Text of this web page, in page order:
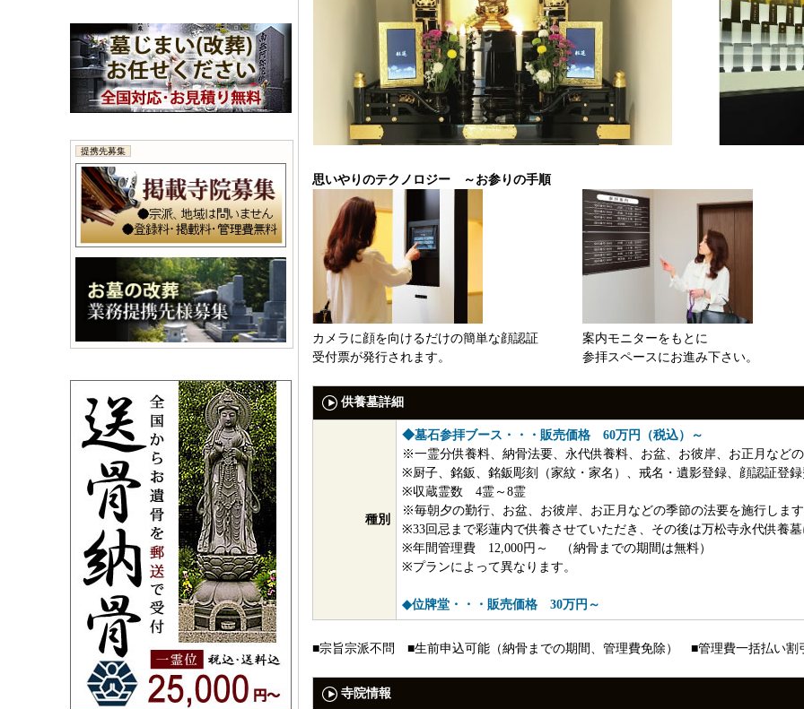
提携先募集
思いやりのテクノロジー ～お参りの手順
カメラに顔を向けるだけの簡単な顔認証
受付票が発行されます。
案内モニターをもとに
参拝スペースにお進み下さい。
供養墓詳細
種別
◆墓石参拝ブース・・・販売価格 60万円（税込）～
※一霊分供養料、納骨法要、永代供養料、お盆、お彼岸、お正月など
※厨子、銘鈑、銘鈑彫刻（家紋・家名）、戒名・遺影登録、顔認証登
※収蔵霊数 4霊～8霊
※毎朝夕の勤行、お盆、お彼岸、お正月などの季節の法要を施行しま
※33回忌まで彩蓮内で供養させていただき、その後は万松寺永代供養
※年間管理費 12,000円～ （納骨までの期間は無料）
※プランによって異なります。
◆位牌堂・・・販売価格 30万円～
■宗旨宗派不問 ■生前申込可能（納骨までの期間、管理費免除） ■管理費一括払い割
寺院情報